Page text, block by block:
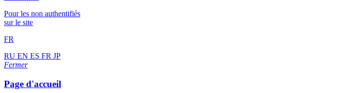
Pour les non authentifiés
sur le site
FR
RU EN ES FR JP
Fermer
Page d'accueil